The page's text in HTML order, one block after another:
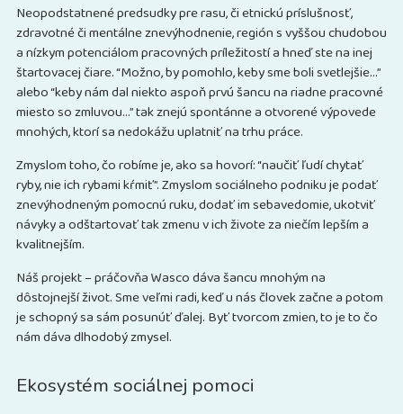
Neopodstatnené predsudky pre rasu, či etnickú príslušnosť,
zdravotné či mentálne znevýhodnenie, región s vyššou chudobou
a nízkym potenciálom pracovných príležitostí a hneď ste na inej
štartovacej čiare. “Možno, by pomohlo, keby sme boli svetlejšie…”
alebo “keby nám dal niekto aspoň prvú šancu na riadne pracovné
miesto so zmluvou…” tak znejú spontánne a otvorené výpovede
mnohých, ktorí sa nedokážu uplatniť na trhu práce.
Zmyslom toho, čo robíme je, ako sa hovorí: “naučiť ľudí chytať
ryby, nie ich rybami kŕmiť”. Zmyslom sociálneho podniku je podať
znevýhodneným pomocnú ruku, dodať im sebavedomie, ukotviť
návyky a odštartovať tak zmenu v ich živote za niečím lepším a
kvalitnejším.
Náš projekt – práčovňa Wasco dáva šancu mnohým na
dôstojnejší život. Sme veľmi radi, keď u nás človek začne a potom
je schopný sa sám posunúť ďalej. Byť tvorcom zmien, to je to čo
nám dáva dlhodobý zmysel.
Ekosystém sociálnej pomoci